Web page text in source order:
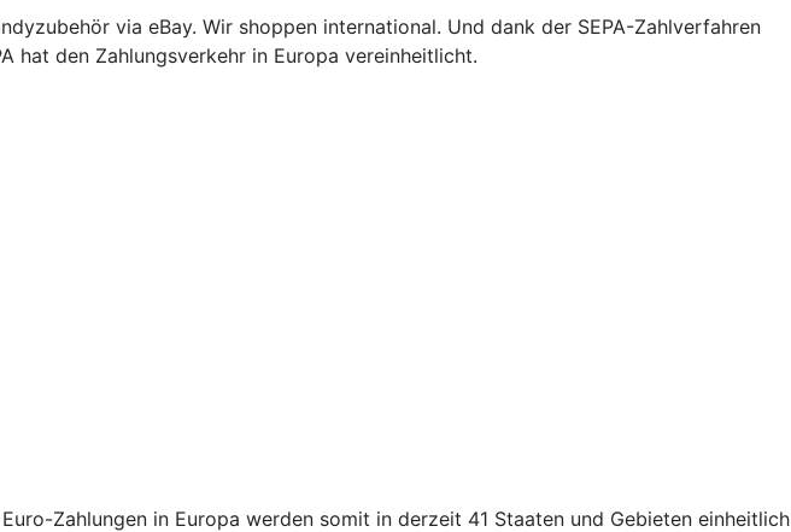
via eBay. Wir shoppen international. Und dank der SEPA-Zahlverfahren
hat den Zahlungsverkehr in Europa vereinheitlicht.
Zahlungen in Europa werden somit in derzeit 41 Staaten und Gebieten einheitlich